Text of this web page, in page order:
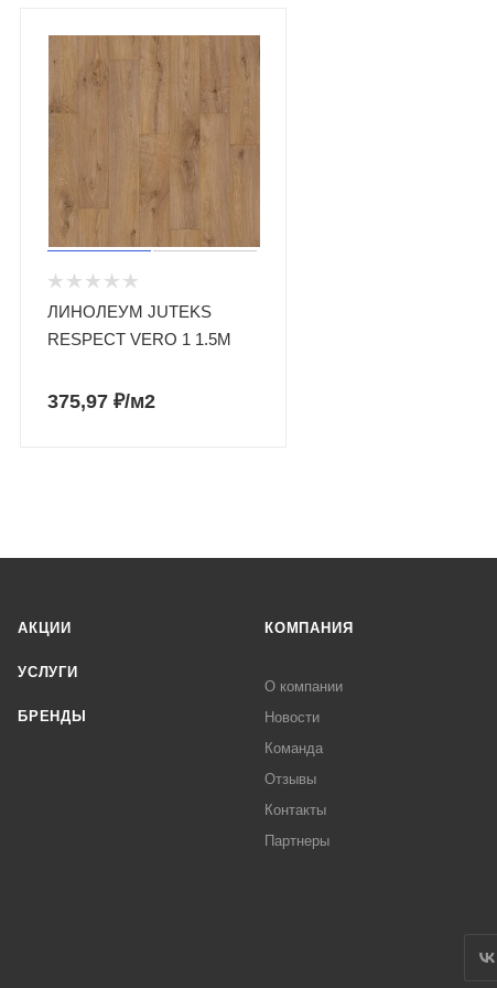
ЛИНОЛЕУМ JUTEKS
RESPECT VERO 1 1.5М
375,97 ₽/м2
АКЦИИ
УСЛУГИ
БРЕНДЫ
КОМПАНИЯ
О компании
Новости
Команда
Отзывы
Контакты
Партнеры